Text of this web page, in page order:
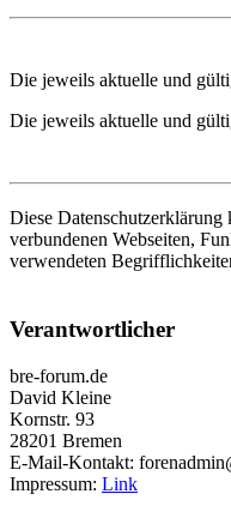
Die jeweils aktuelle und
Die jeweils aktuelle und
Diese
verbundenen Webseiten,
verwendeten
Verantwortlicher
bre-forum.de
David Kleine
Kornstr. 93
28201 Bremen
E-Mail-Kontakt:
Impressum: Link